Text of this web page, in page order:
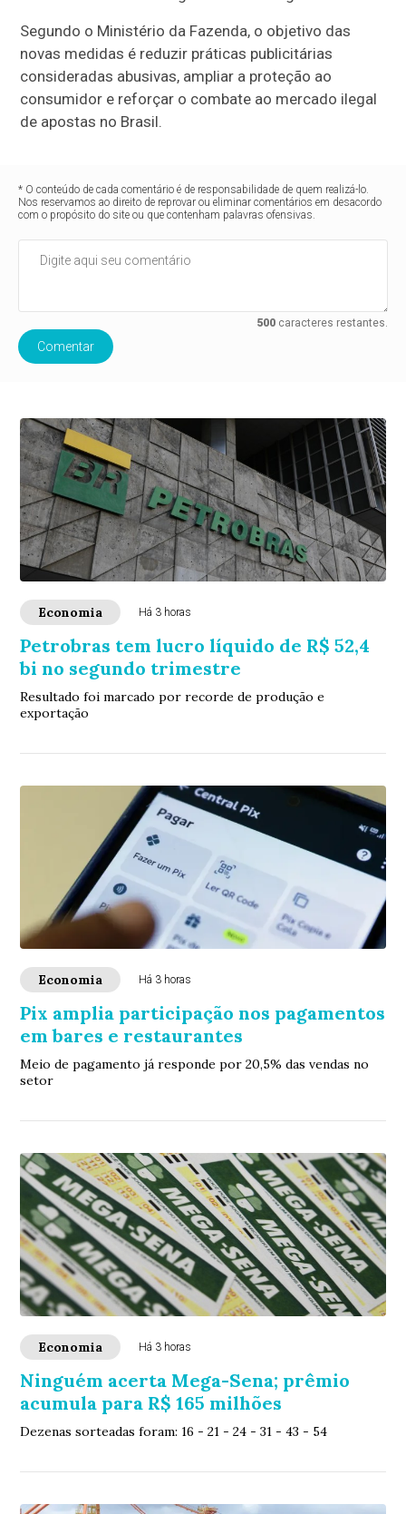
Segundo o Ministério da Fazenda, o objetivo das
novas medidas é reduzir práticas publicitárias
consideradas abusivas, ampliar a proteção ao
consumidor e reforçar o combate ao mercado ilegal
de apostas no Brasil.
* O conteúdo de cada comentário é de responsabilidade de quem realizá-lo.
Nos reservamos ao direito de reprovar ou eliminar comentários em desacordo
com o propósito do site ou que contenham palavras ofensivas.
500caracteres restantes.
Comentar
Economia Há 3 horas
Petrobras tem lucro líquido de R$ 52,4
bi no segundo trimestre
Resultado foi marcado por recorde de produção e
exportação
Economia Há 3 horas
Pix amplia participação nos pagamentos
em bares e restaurantes
Meio de pagamento já responde por 20,5% das vendas no
setor
Economia Há 3 horas
Ninguém acerta Mega-Sena; prêmio
acumula para R$ 165 milhões
Dezenas sorteadas foram: 16 - 21 - 24 - 31 - 43 - 54